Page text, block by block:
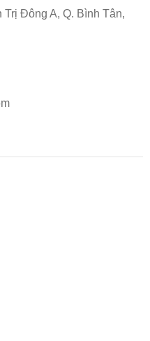
Đông A, Q. Bình Tân,